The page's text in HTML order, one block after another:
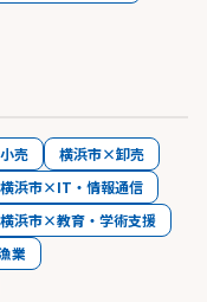
売
横浜市×卸売
横浜市×IT・情報通信
横浜市×教育・学術支援
業